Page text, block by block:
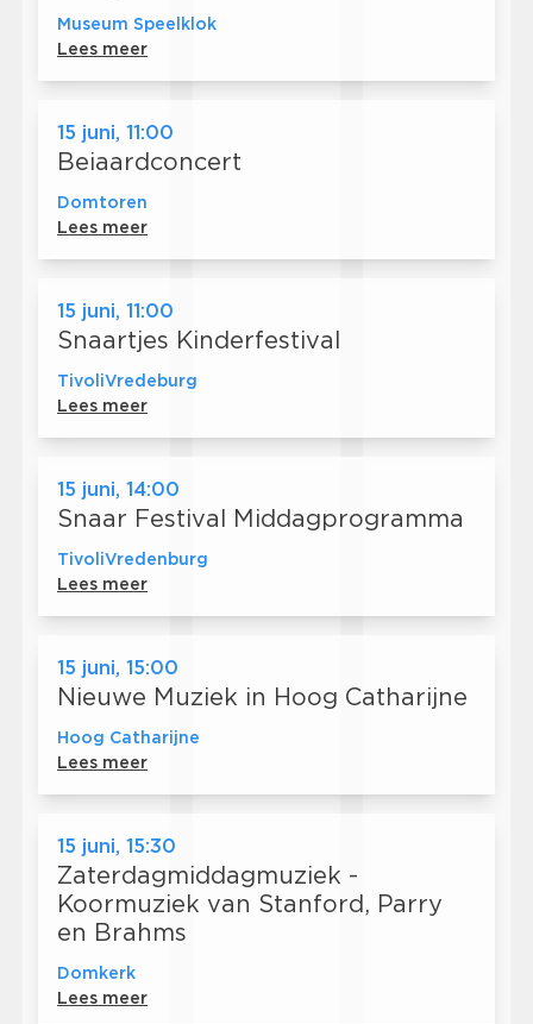
Museum Speelklok
Lees meer
15 juni, 11:00
Beiaardconcert
Domtoren
Lees meer
15 juni, 11:00
Snaartjes Kinderfestival
TivoliVredeburg
Lees meer
15 juni, 14:00
Snaar Festival Middagprogramma
TivoliVredenburg
Lees meer
15 juni, 15:00
Nieuwe Muziek in Hoog Catharijne
Hoog Catharijne
Lees meer
15 juni, 15:30
Zaterdagmiddagmuziek -
Koormuziek van Stanford, Parry
en Brahms
Domkerk
Lees meer